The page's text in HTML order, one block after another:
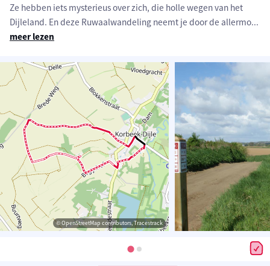
Ze hebben iets mysterieus over zich, die holle wegen van het
Dijleland. En deze Ruwaalwandeling neemt je door de allermo...
meer lezen
© OpenStreetMap contributors, Tracestrack